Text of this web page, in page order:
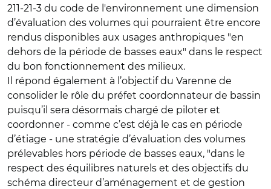
211-21-3 du code de l'environnement une dimension
d’évaluation des volumes qui pourraient être encore
rendus disponibles aux usages anthropiques "en
dehors de la période de basses eaux" dans le respect
du bon fonctionnement des milieux.
Il répond également à l’objectif du Varenne de
consolider le rôle du préfet coordonnateur de bassin
puisqu’il sera désormais chargé de piloter et
coordonner - comme c’est déjà le cas en période
d’étiage - une stratégie d’évaluation des volumes
prélevables hors période de basses eaux, "dans le
respect des équilibres naturels et des objectifs du
schéma directeur d’aménagement et de gestion